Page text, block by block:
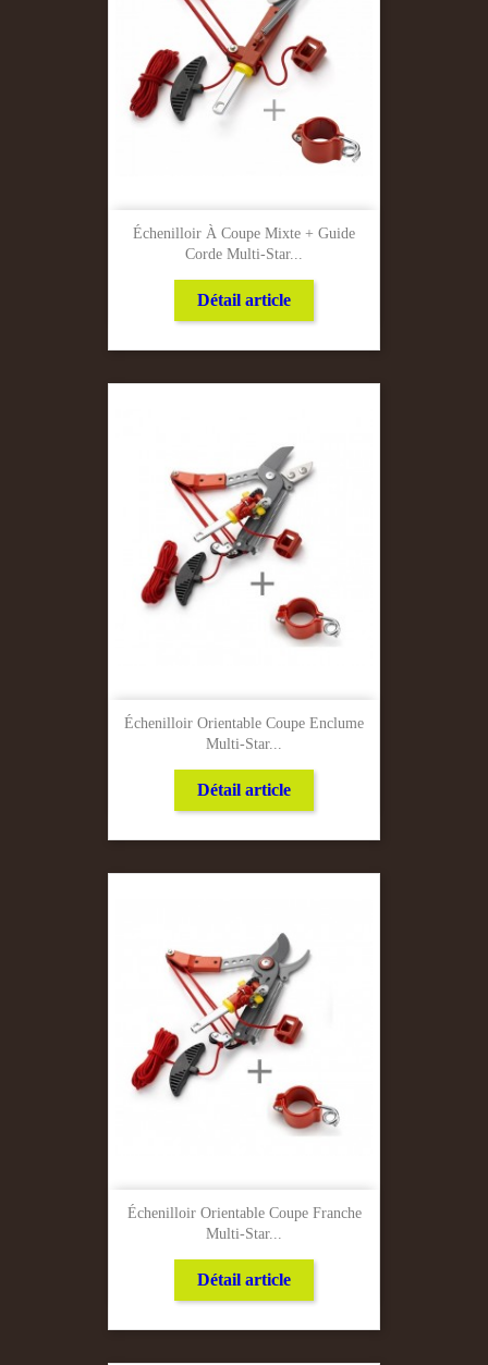
Échenilloir À Coupe Mixte + Guide
Corde Multi-Star...
Détail article
Échenilloir Orientable Coupe Enclume
Multi-Star...
Détail article
Échenilloir Orientable Coupe Franche
Multi-Star...
Détail article